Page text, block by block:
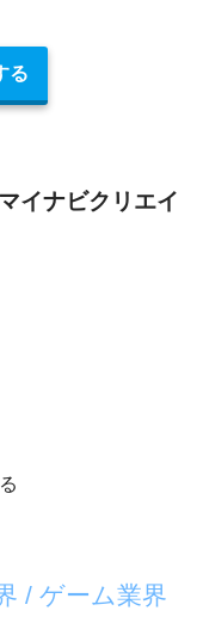
る
イナビクリエイ
/ ゲーム業界